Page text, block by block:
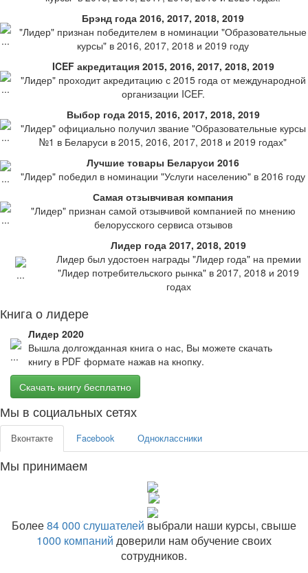
Брэнд года 2016, 2017, 2018, 2019
"Лидер" признан победителем в номинации "Образовательные
курсы" в 2016, 2017, 2018 и 2019 году
ICEF акредитация 2015, 2016, 2017, 2018, 2019
"Лидер" проходит акредитацию с 2015 года от международной
организации ICEF.
Выбор года 2015, 2016, 2017, 2018, 2019
"Лидер" официально получил звание "Образовательные курсы
№1 в Беларуси в 2015, 2016, 2017, 2018 и 2019 годах"
Лучшие товары Беларуси 2016
"Лидер" победил в номинации "Услуги населению" в 2016 году
Самая отзывчивая компания
"Лидер" признан самой отзывчивой компанией по мнению
белорусского сервиса отзывов
Лидер года 2017, 2018, 2019
Лидер был удостоен награды "Лидер года" на премии
"Лидер потребительского рынка" в 2017, 2018 и 2019
годах
Книга о лидере
Лидер 2020
Вышла долгожданная книга о нас, Вы можете скачать
книгу в PDF формате нажав на кнопку.
Скачать книгу бесплатно
Мы в социальных сетях
Вконтакте Facebook Одноклассники
Мы принимаем
Более84 000 слушателей выбрали наши курсы, свыше
1000 компаний доверили нам обучение своих
сотрудников.